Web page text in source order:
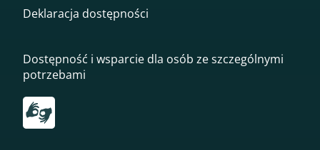
Deklaracja dostępności
Dostępność i wsparcie dla osób ze szczególnymi
potrzebami
Przekierowanie do tłumacza on-line języka migowego